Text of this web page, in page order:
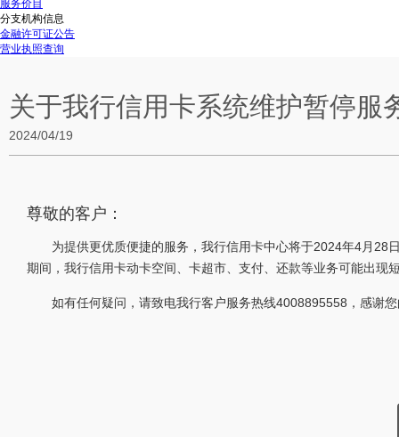
服务价目
分支机构信息
金融许可证公告
营业执照查询
关于我行信用卡系统维护暂停服
2024/04/19
尊敬的客户：
为提供更优质便捷的服务，我行信用卡中心将于2024年4月28
期间，我行信用卡动卡空间、卡超市、支付、还款等业务可能出现
如有任何疑问，请致电我行客户服务热线4008895558，感谢